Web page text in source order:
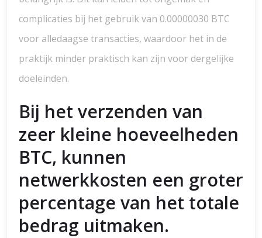
complicaties bij het gebruik van 0.00000030 BTC
voor alledaagse transacties, waardoor het in de
praktijk minder praktisch kan zijn voor dergelijke
doeleinden.
Bij het verzenden van
zeer kleine hoeveelheden
BTC, kunnen
netwerkkosten een groter
percentage van het totale
bedrag uitmaken.